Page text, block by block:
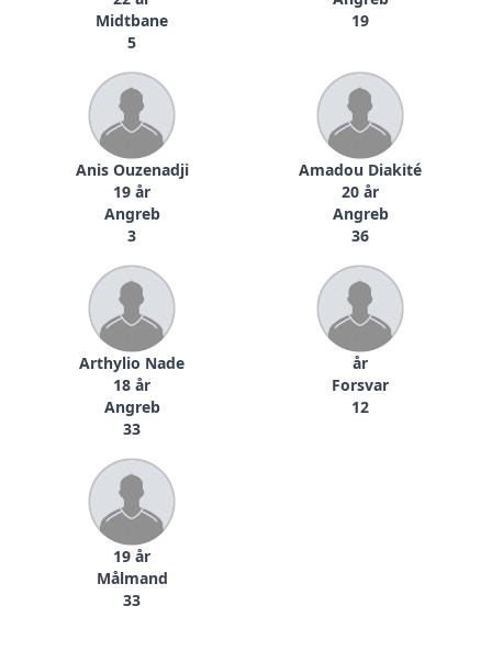
Midtbane
5
19
Anis Ouzenadji
19 år
Angreb
3
Amadou Diakité
20 år
Angreb
36
Arthylio Nade
18 år
Angreb
33
år
Forsvar
12
19 år
Målmand
33